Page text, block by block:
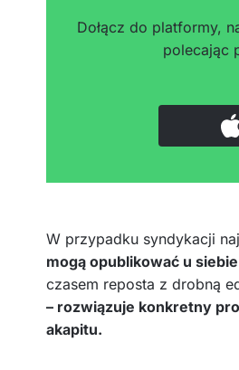
Dołącz do platformy,
polecając
W przypadku syndykacji
mogą opublikować u
czasem reposta z drobną
– rozwiązuje konkretny
akapitu.